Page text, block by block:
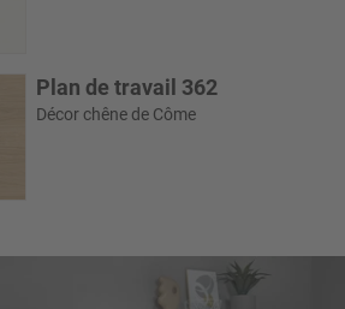
Plan de travail 362
Décor chêne de Côme